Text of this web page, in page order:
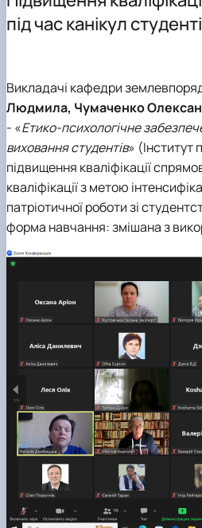
Культурно-виховна робота
Навчальні лабораторії
Практичне навчання
Графік проведення
під час канікул
Викладачі кафедри
Людмила, Чумаченко
- «Етико-психологічне
виховання студентів» (Інститут
підвищення кваліфікації
кваліфікації з метою
патріотичної роботи зі
форма навчання: змішана з